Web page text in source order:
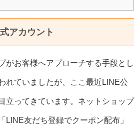
アカウント
がお客様へアプローチする手段とし
れていましたが、ここ最近LINE公
立ってきています。ネットショップ
LINE友だち登録でクーポン配布」